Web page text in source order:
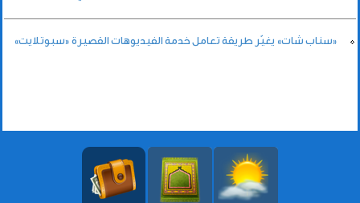
«سناب شات» يغيّر طريقة تعامل خدمة الفيديوهات القصيرة «سبوتلايت»